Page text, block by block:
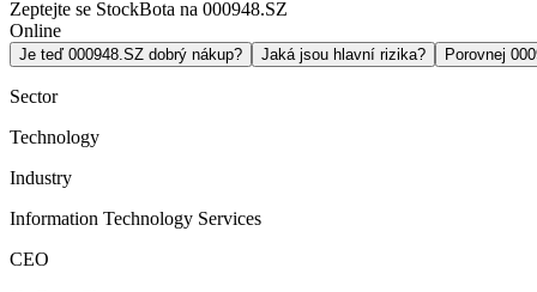
Zeptejte se StockBota na 000948.SZ
Online
Je teď 000948.SZ dobrý nákup? Jaká jsou hlavní rizika? Porovnej
Sector
Technology
Industry
Information Technology Services
CEO